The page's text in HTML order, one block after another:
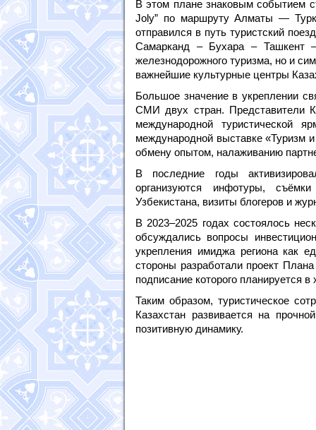
В этом плане знаковым событием
Joly” по маршруту Алматы —
отправился в путь туристский
Самарканд – Бухара – Ташкент
железнодорожного туризма, но и
важнейшие культурные центры
Большое значение в укреплении
СМИ двух стран. Представители
международной туристической
международной выставке «Туризм
обмену опытом, налаживанию
В последние годы
организуются инфотуры,
Узбекистана, визиты блогеров и
В 2023–2025 годах состоялось
обсуждались вопросы
укрепления имиджа региона как
стороны разработали проект
подписание которого планируется
Таким образом, туристическое
Казахстан развивается на
позитивную динамику.